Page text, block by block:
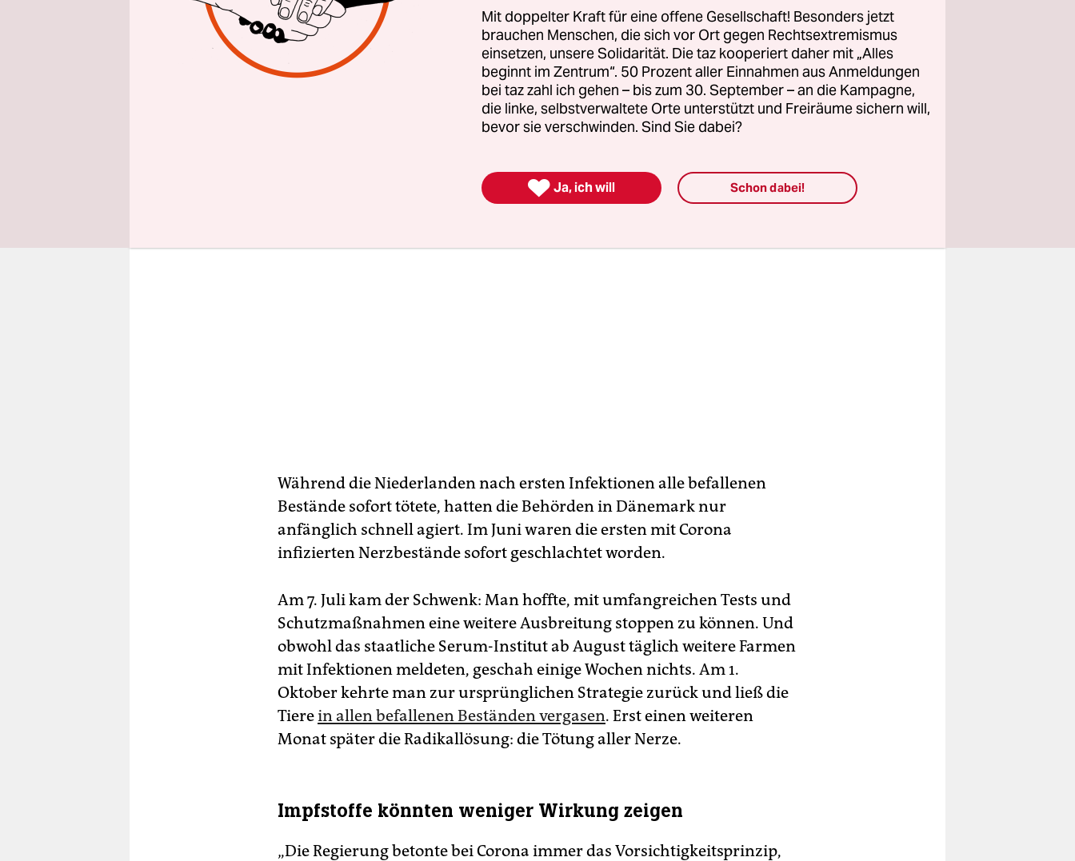
Gleichzeitig wächst die Kritik an der Regierung, die letzte Woche die
Tötung des Zuchtnerzbestands unddie Verhängung einer Quarantäne
über Teile Nordjütlands anordnete. Ist das übertriebener Alarmismus
auf zweifelhafter wissenschaftlicher Grundlage? Oder hat man im
Gegenteil zu lange gewartet? Die Handhabung der Krise sei jedenfalls
ein „Skandal“, meint die TageszeitungPolitiken. „Die härteste bisherige
Während die Niederlanden nach ersten Infektionen alle befallenen
Bestände sofort tötete, hatten die Behörden in Dänemark nur
anfänglich schnell agiert. Im Juni waren die ersten mit Corona
infizierten Nerzbestände sofort geschlachtet worden.
Am 7. Juli kam der Schwenk: Man hoffte, mit umfangreichen Tests und
Schutzmaßnahmen eine weitere Ausbreitung stoppen zu können. Und
obwohl das staatliche Serum-Institut ab August täglich weitere Farmen
mit Infektionen meldeten, geschah einige Wochen nichts. Am 1.
Oktober kehrte man zur ursprünglichen Strategie zurück und ließ die
Tierein allen befallenen Beständen vergasen. Erst einen weiteren
Monat später die Radikallösung: die Tötung aller Nerze.
Impfstoffe könnten weniger Wirkung zeigen
„Die Regierung betonte bei Corona immer das Vorsichtigkeitsprinzip,
Mit doppelter Kraft für eine offene Gesellschaft! Besonders jetzt
brauchen Menschen, die sich vor Ort gegen Rechtsextremismus
einsetzen, unsere Solidarität. Die taz kooperiert daher mit „Alles
beginnt im Zentrum“. 50 Prozent aller Einnahmen aus Anmeldungen
bei taz zahl ich gehen – bis zum 30. September – an die Kampagne,
die linke, selbstverwaltete Orte unterstützt und Freiräume sichern will,
bevor sie verschwinden. Sind Sie dabei?
 Ja, ich will Schon dabei!